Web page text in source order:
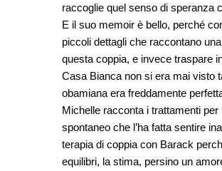
raccoglie quel senso di speranza
E il suo memoir è bello, perché
piccoli dettagli che raccontano
questa coppia, e invece traspare
Casa Bianca non si era mai visto
obamiana era freddamente
Michelle racconta i trattamenti
spontaneo che l’ha fatta sentire
terapia di coppia con Barack
equilibri, la stima, persino un